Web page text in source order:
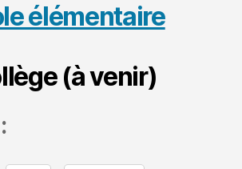
élémentaire
(à venir)